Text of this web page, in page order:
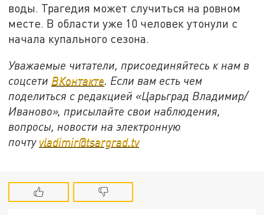
воды. Трагедия может случиться на ровном
месте. В области уже 10 человек утонули с
начала купального сезона.
Уважаемые читатели, присоединяйтесь к нам в
соцсети ВКонтакте. Если вам есть чем
поделиться с редакцией «Царьград Владимир/
Иваново», присылайте свои наблюдения,
вопросы, новости на электронную
почту vladimir@tsargrad.tv